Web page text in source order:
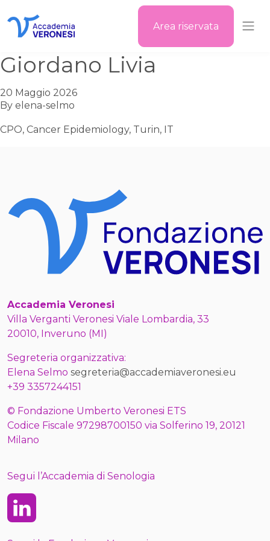
Area riservata
Giordano Livia
20 Maggio 2026
By elena-selmo
CPO, Cancer Epidemiology, Turin, IT
Accademia Veronesi
Villa Verganti Veronesi Viale Lombardia, 33
20010, Inveruno (MI)
Segreteria organizzativa:
Elena Selmo segreteria@accademiaveronesi.eu
+39 3357244151
© Fondazione Umberto Veronesi ETS
Codice Fiscale 97298700150 via Solferino 19, 20121
Milano
Segui l’Accademia di Senologia
Linkedin